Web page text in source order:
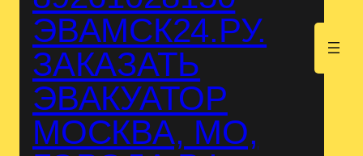
ЭВАМСК24.РУ.
ЗАКАЗАТЬ
ЭВАКУАТОР
МОСКВА, МО,